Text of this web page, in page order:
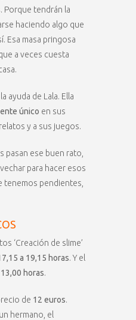
Porque tendrán la
haciendo algo que
Esa masa pringosa
a veces cuesta
ayuda de Lala. Ella
único en sus
y a sus juegos.
pasan ese buen rato,
para hacer esos
tenemos pendientes,
‘Creación de slime’
a 19,15 horas. Y el
horas.
de 12 euros.
hermano, el